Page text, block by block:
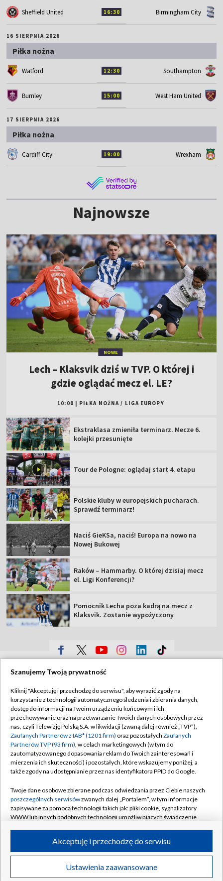
Transmisje Wideo
Sheffield United 16:30 Birmingham City
16 SIERPNIA 2026
Piłka nożna
Watford 12:30 Southampton
Burnley 15:00 West Ham United
17 SIERPNIA 2026
Piłka nożna
Cardiff City 19:00 Wrexham
Najnowsze
NOWE
Lech – Klaksvik dziś w TVP. O której i
gdzie oglądać mecz el. LE?
10:00 PIŁKA NOŻNA / LIGA EUROPY
Ekstraklasa zmieniła terminarz. Mecze 6.
kolejki przesunięte
Tour de Pologne: oglądaj start 4. etapu
Polskie kluby w europejskich pucharach.
Sprawdź terminarz!
Naciś GieKSa, naciś! Europa na nowo na
Nowej Bukowej
Raków – Hammarby. O której dzisiaj mecz
el. Ligi Konferencji?
Pomocnik Lecha poza kadrą na mecz z
Klaksvik. Zostanie wypożyczony
Sklep TVP
Biuro Reklamy
Oferta Handlowa
Telegazeta ogłoszenia
Emisja w TVP
Ogłoszenia przetargowe
Akademia Telewizyjna
Centrum informacji TVP
System NOS
Polityka prywatności
Moje zgody
Biuro reklamy
Kontakt
©2026 Telewizja Polska Spółka Akcyjna w likwidacji
Szanujemy Twoją prywatność
Kliknij "Akceptuję i przechodzę do serwisu", aby wyrazić zgody na
korzystanie z technologii automatycznego śledzenia i zbierania danych,
dostęp do informacji na Twoim urządzeniu końcowym i ich
przechowywanie oraz na przetwarzanie Twoich danych osobowych przez
nas, czyli Telewizję Polską S.A. w likwidacji (zwaną dalej również „TVP”),
Zaufanych Partnerów z IAB* (1201 firm) oraz pozostałych Zaufanych
Partnerów TVP (93 firm), w celach marketingowych (w tym do
zautomatyzowanego dopasowania reklam do Twoich zainteresowań i
mierzenia ich skuteczności) i pozostałych, które wskazujemy poniżej, a
także zgody na udostępnianie przez nas identyfikatora PPID do Google.
Twoje dane osobowe zbierane podczas odwiedzania przez Ciebie naszych
poszczególnych serwisówzwanych dalej „Portalem”, w tym informacje
zapisywane za pomocą technologii takich jak: pliki cookie, sygnalizatory
WWW lub innych podobnych technologii umożliwiających świadczenie
ruchu w Internecie.
Twoje dane osobowe zbierane podczas odwiedzania przez Ciebie
poszczególnych serwisówna Portalu, takie jak adresy IP, identyfikatory
Ustawienia zaawansowane
Akceptuję i przechodzę do serwisu